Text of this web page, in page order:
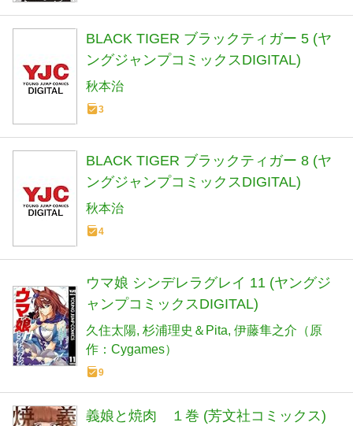
BLACK TIGER ブラックティガー 5 (ヤ
ングジャンプコミックスDIGITAL)
秋本治
3
BLACK TIGER ブラックティガー 8 (ヤ
ングジャンプコミックスDIGITAL)
秋本治
4
ウマ娘 シンデレラグレイ 11 (ヤングジ
ャンプコミックスDIGITAL)
久住太陽 杉浦理史＆Pita 伊藤隼之介（原
作：Cygames）
9
義娘と焼肉 １巻 (芳文社コミックス)